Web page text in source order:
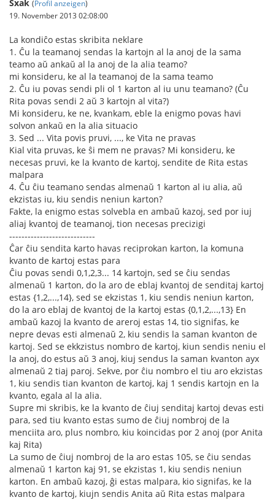
Sxak (Profil anzeigen)
19. November 2013 02:08:00
La kondiĉo estas skribita neklare
1. Ĉu la teamanoj sendas la kartojn al la anoj de la sama
teamo aŭ ankaŭ al la anoj de la alia teamo?
mi konsideru, ke al la teamanoj de la sama teamo
2. Ĉu iu povas sendi pli ol 1 karton al iu unu teamano? (Ĉu
Rita povas sendi 2 aŭ 3 kartojn al vita?)
Mi konsideru, ke ne, kvankam, eble la enigmo povas havi
solvon ankaŭ en la alia situacio
3. Sed ... Vita povis pruvi, ..., ke Vita ne pravas
Kial vita pruvas, ke ŝi mem ne pravas? Mi konsideru, ke
necesas pruvi, ke la kvanto de kartoj, sendite de Rita estas
malpara
4. Ĉu ĉiu teamano sendas almenaŭ 1 karton al iu alia, aŭ
ekzistas iu, kiu sendis neniun karton?
Fakte, la enigmo estas solvebla en ambaŭ kazoj, sed por iuj
aliaj kvantoj de teamanoj, tion necesas precizigi
----------------------------
Ĉar ĉiu sendita karto havas reciprokan karton, la komuna
kvanto de kartoj estas para
Ĉiu povas sendi 0,1,2,3... 14 kartojn, sed se ĉiu sendas
almenaŭ 1 karton, do la aro de eblaj kvantoj de senditaj kartoj
estas {1,2,...,14}, sed se ekzistas 1, kiu sendis neniun karton,
do la aro eblaj de kvantoj de la kartoj estas {0,1,2,...,13} En
ambaŭ kazoj la kvanto de areroj estas 14, tio signifas, ke
nepre devas esti almenaŭ 2, kiu sendis la saman kvanton de
kartoj. Sed se ekkzistus nombro de kartoj, kiun sendis neniu el
la anoj, do estus aŭ 3 anoj, kiuj sendus la saman kvanton ayx
almenaŭ 2 tiaj paroj. Sekve, por ĉiu nombro el tiu aro ekzistas
1, kiu sendis tian kvanton de kartoj, kaj 1 sendis kartojn en la
kvanto, egala al la alia.
Supre mi skribis, ke la kvanto de ĉiuj senditaj kartoj devas esti
para, sed tiu kvanto estas sumo de ĉiuj nombroj de la
menciita aro, plus nombro, kiu koincidas por 2 anoj (por Anita
kaj Rita)
La sumo de ĉiuj nombroj de la aro estas 105, se ĉiu sendas
almenaŭ 1 karton kaj 91, se ekzistas 1, kiu sendis neniun
karton. En ambaŭ kazoj, ĝi estas malpara, kio signifas, ke la
kvanto de kartoj, kiujn sendis Anita aŭ Rita estas malpara